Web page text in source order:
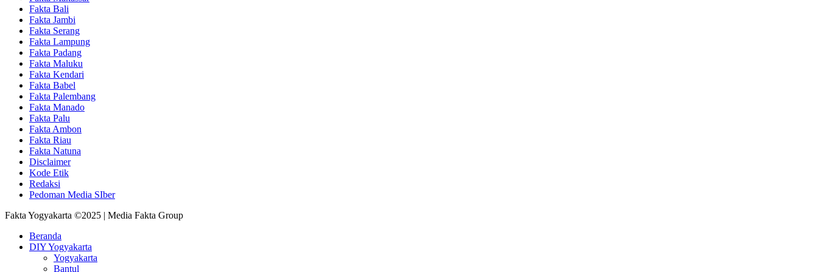
Fakta Bali
Fakta Jambi
Fakta Serang
Fakta Lampung
Fakta Padang
Fakta Maluku
Fakta Kendari
Fakta Babel
Fakta Palembang
Fakta Manado
Fakta Palu
Fakta Ambon
Fakta Riau
Fakta Natuna
Disclaimer
Kode Etik
Redaksi
Pedoman Media SIber
Fakta Yogyakarta ©2025 | Media Fakta Group
Beranda
DIY Yogyakarta
Yogyakarta
Bantul